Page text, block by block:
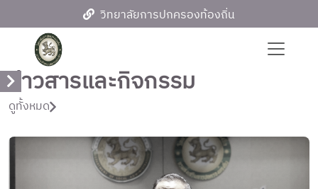
วิทยาลัยการปกครองท้องถิ่น
ข่าวสารและกิจกรรม
ดูทั้งหมด